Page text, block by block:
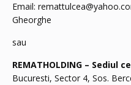
Email:
Gheorghe
sau
REMATHOLDING – Sediul
Bucuresti, Sector 4, Sos.